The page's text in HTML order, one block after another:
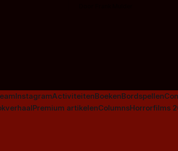
InstagramActiviteitenBoekenBordspellen
Premium artikelenColumnsHorrorfilms